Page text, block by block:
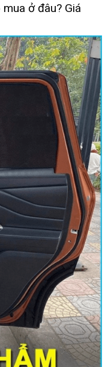
ở đâu? Giá